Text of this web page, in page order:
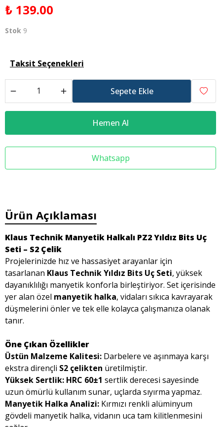
₺ 139.00
Stok 9
Taksit Seçenekleri
Sepete Ekle
Hemen Al
Whatsapp
Ürün Açıklaması
Klaus Technik Manyetik Halkalı PZ2 Yıldız Bits Uç
Seti – S2 Çelik
Projelerinizde hız ve hassasiyet arayanlar için
tasarlanan Klaus Technik Yıldız Bits Uç Seti, yüksek
dayanıklılığı manyetik konforla birleştiriyor. Set içerisinde
yer alan özel manyetik halka, vidaları sıkıca kavrayarak
düşmelerini önler ve tek elle kolayca çalışmanıza olanak
tanır.
Öne Çıkan Özellikler
Üstün Malzeme Kalitesi: Darbelere ve aşınmaya karşı
ekstra dirençli S2 çelikten üretilmiştir.
Yüksek Sertlik: HRC 60±1 sertlik derecesi sayesinde
uzun ömürlü kullanım sunar, uçlarda sıyırma yapmaz.
Manyetik Halka Analizi: Kırmızı renkli alüminyum
gövdeli manyetik halka, vidanın uca tam kilitlenmesini